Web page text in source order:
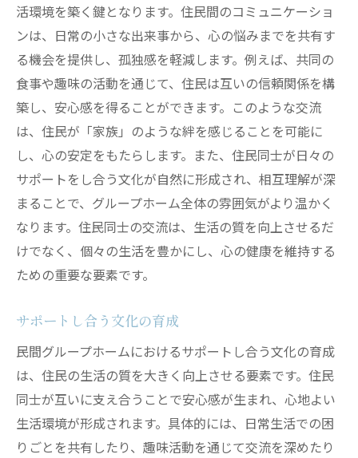
活環境を築く鍵となります。住民間のコミュニケーショ
ンは、日常の小さな出来事から、心の悩みまでを共有す
る機会を提供し、孤独感を軽減します。例えば、共同の
食事や趣味の活動を通じて、住民は互いの信頼関係を構
築し、安心感を得ることができます。このような交流
は、住民が「家族」のような絆を感じることを可能に
し、心の安定をもたらします。また、住民同士が日々の
サポートをし合う文化が自然に形成され、相互理解が深
まることで、グループホーム全体の雰囲気がより温かく
なります。住民同士の交流は、生活の質を向上させるだ
けでなく、個々の生活を豊かにし、心の健康を維持する
ための重要な要素です。
サポートし合う文化の育成
民間グループホームにおけるサポートし合う文化の育成
は、住民の生活の質を大きく向上させる要素です。住民
同士が互いに支え合うことで安心感が生まれ、心地よい
生活環境が形成されます。具体的には、日常生活での困
りごとを共有したり、趣味活動を通じて交流を深めたり